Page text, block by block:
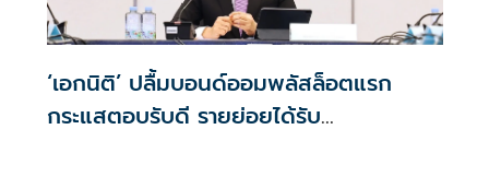
‘เอกนิติ’ ปลื้มบอนด์ออมพลัสล็อตแรก
กระแสตอบรับดี รายย่อยได้รับ